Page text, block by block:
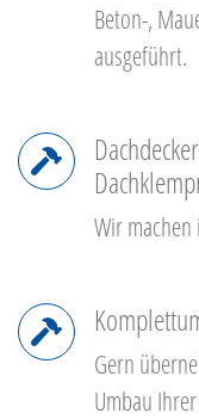
Beton-,
ausgeführt.
Wir
Gern
Umbau